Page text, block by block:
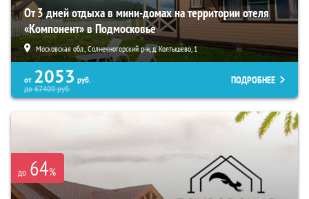
От 3 дней отдыха в мини-домах на территории отеля
«Компонент» в Подмосковье
Московская обл., Солнечногорский р-н, д. Колтышево, 1
от 2053 руб.
до67400руб.
ПОДРОБНЕЕ
до 64%